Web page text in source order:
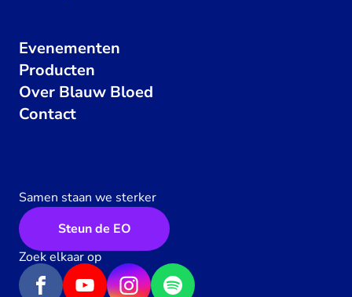
Evenementen
Producten
Over Blauw Bloed
Contact
Samen staan we sterker
Steun de EO
Zoek elkaar op